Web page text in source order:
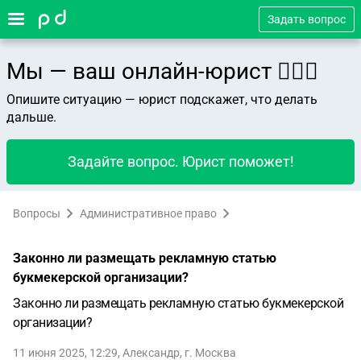
Задать вопрос
Мы — ваш онлайн-юрист 👨🏻‍⚖️
Опишите ситуацию — юрист подскажет, что делать
дальше.
Задайте вопрос. Юрист поможет!
Вопросы Административное право
Законно ли размещать рекламную статью
букмекерской организации?
Законно ли размещать рекламную статью букмекерской
организации?
11 июня 2025, 12:29, Александр, г. Москва